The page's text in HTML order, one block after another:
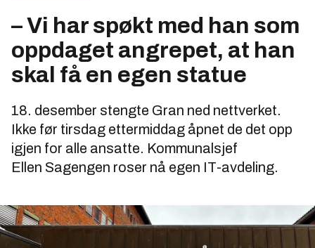
– Vi har spøkt med han som
oppdaget angrepet, at han
skal få en egen statue
18. desember stengte Gran ned nettverket.
Ikke før tirsdag ettermiddag åpnet de det opp
igjen for alle ansatte. Kommunalsjef
Ellen Sagengen roser nå egen IT-avdeling.